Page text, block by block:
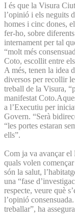
I és que la Visura
l’opinió i els neguits
homes i cinc dones,
fer-ho, sobre
internament per tal
“molt més
Coto, escollit entre
A més, tenen la idea
diversos per recollir
treball de la Visura,
manifestat
a l’Executiu per
Govern. “Serà
“les portes estaran
ells”.
Com ja va avançar el
quals volen
són la salut,
una “fase
respecte, veure què
l’opinió
treballar”, ha